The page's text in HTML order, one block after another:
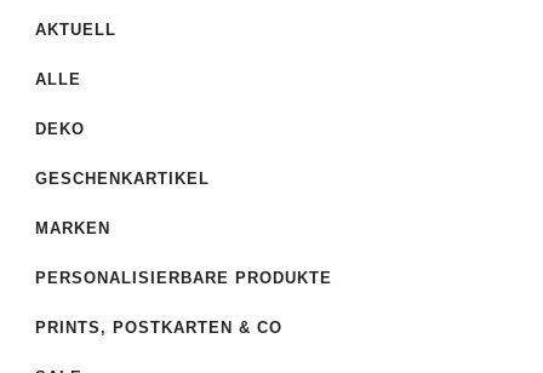
AKTUELL
ALLE
DEKO
GESCHENKARTIKEL
MARKEN
PERSONALISIERBARE PRODUKTE
PRINTS, POSTKARTEN & CO